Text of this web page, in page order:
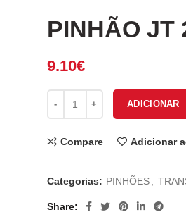
PINHÃO JT
9.10€
ADICIONAR
Compare Adicionar
Categorias: PINHÕES
Share